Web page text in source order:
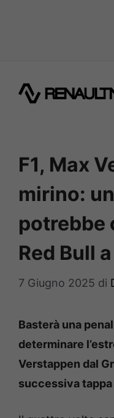
F1, Max
mirino:
potrebbe
Red Bull
7 Giugno 2025 di
Basterà una
determinare
Verstappen dal
successiva